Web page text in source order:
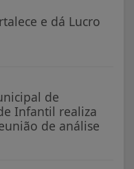
e dá Lucro
de
Infantil realiza
de análise